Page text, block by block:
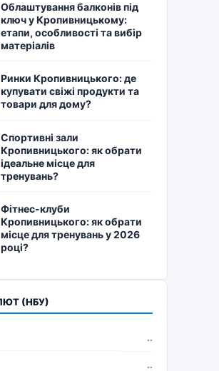
Облаштування балконів під
ключ у Кропивницькому:
етапи, особливості та вибір
матеріалів
Ринки Кропивницького: де
купувати свіжі продукти та
товари для дому?
Спортивні зали
Кропивницького: як обрати
ідеальне місце для
тренувань?
Фітнес-клуби
Кропивницького: як обрати
місце для тренувань у 2026
році?
(НБУ)
..
..